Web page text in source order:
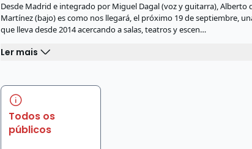
Desde Madrid e integrado por Miguel Dagal (voz y guitarra), Alberto
Martínez (bajo) es como nos llegará, el próximo 19 de septiembre,
que lleva desde 2014 acercando a salas, teatros y escen…
Ler mais
Todos os
públicos